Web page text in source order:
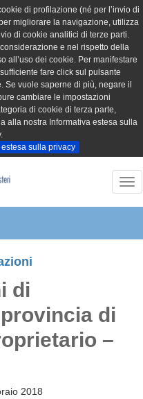
di profilazione (né per l’invio di
migliorare la navigazione, utilizza
di cookie analitici di terze parti.
e nel rispetto della
all’uso dei cookie. Per manifestare
fare click sul pulsante
vuole saperne di più, negare il
cambiare le impostazioni
di cookie di terza parte,
alla nostra Informativa estesa sulla
estesa sulla privacy
di
di
–
2018